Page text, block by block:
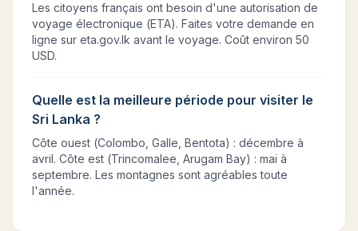
Les citoyens français ont besoin d'une autorisation de
voyage électronique (ETA). Faites votre demande en
ligne sur eta.gov.lk avant le voyage. Coût environ 50
USD.
Quelle est la meilleure période pour visiter le
Sri Lanka ?
Côte ouest (Colombo, Galle, Bentota) : décembre à
avril. Côte est (Trincomalee, Arugam Bay) : mai à
septembre. Les montagnes sont agréables toute
l'année.